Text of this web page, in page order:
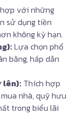
với những
sử dụng tiền
không kỳ hạn.
Lựa chọn phổ
bằng, hấp dẫn
lên): Thích hợp
nhà, quỹ hưu
trong biểu lãi